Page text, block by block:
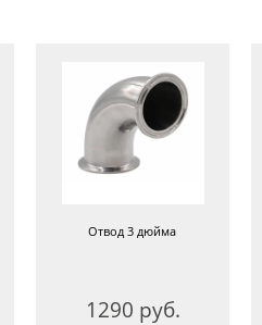
Отвод 3 дюйма
1290 руб.